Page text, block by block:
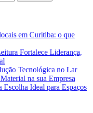
em Curitiba: o que
Fortalece Liderança,
Tecnológica no Lar
na sua Empresa
Ideal para Espaços